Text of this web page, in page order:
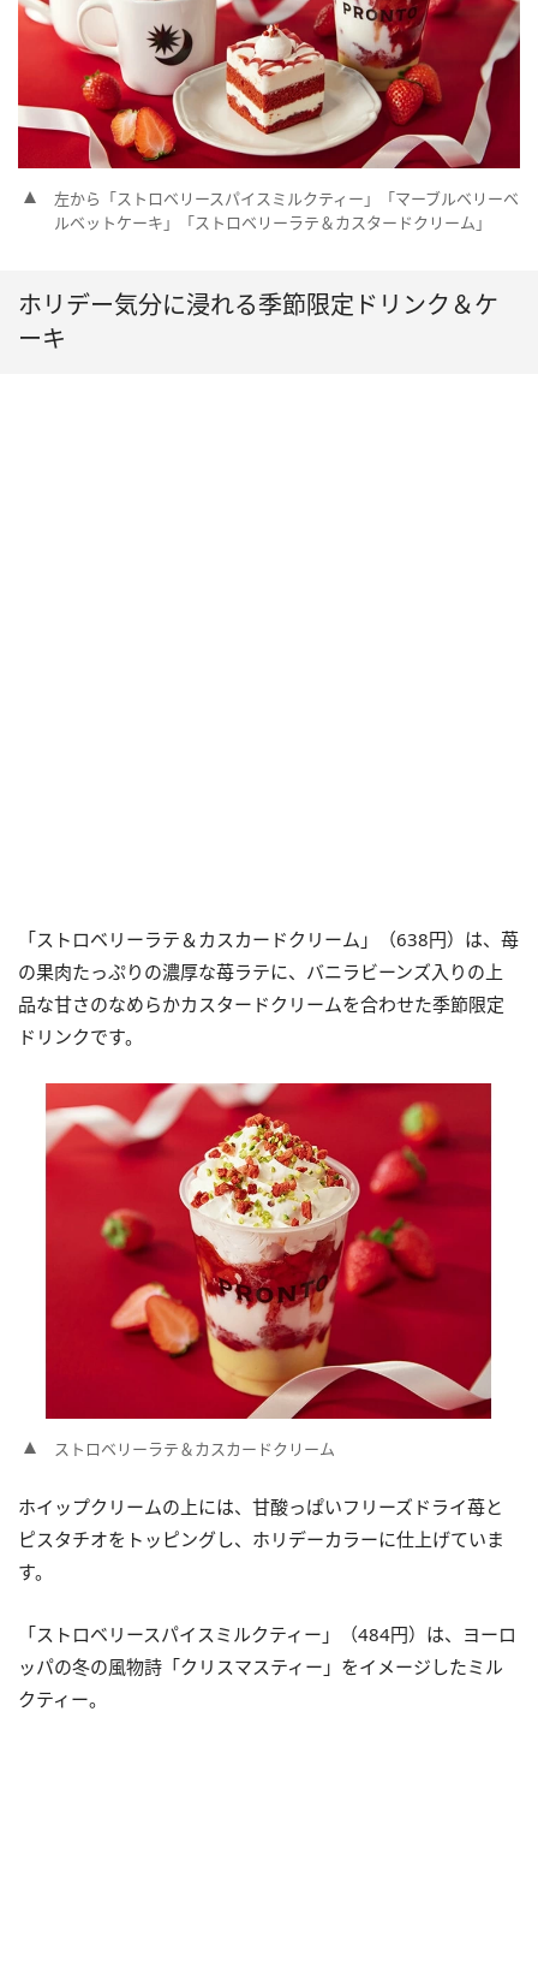
左から「ストロベリースパイスミルクティー」「マーブルベリーベ
ルベットケーキ」「ストロベリーラテ＆カスタードクリーム」
ホリデー気分に浸れる季節限定ドリンク＆ケ
ーキ
「ストロベリーラテ＆カスカードクリーム」（638円）は、苺
の果肉たっぷりの濃厚な苺ラテに、バニラビーンズ入りの上
品な甘さのなめらかカスタードクリームを合わせた季節限定
ドリンクです。
ストロベリーラテ＆カスカードクリーム
ホイップクリームの上には、甘酸っぱいフリーズドライ苺と
ピスタチオをトッピングし、ホリデーカラーに仕上げていま
す。
「ストロベリースパイスミルクティー」（484円）は、ヨーロ
ッパの冬の風物詩「クリスマスティー」をイメージしたミル
クティー。